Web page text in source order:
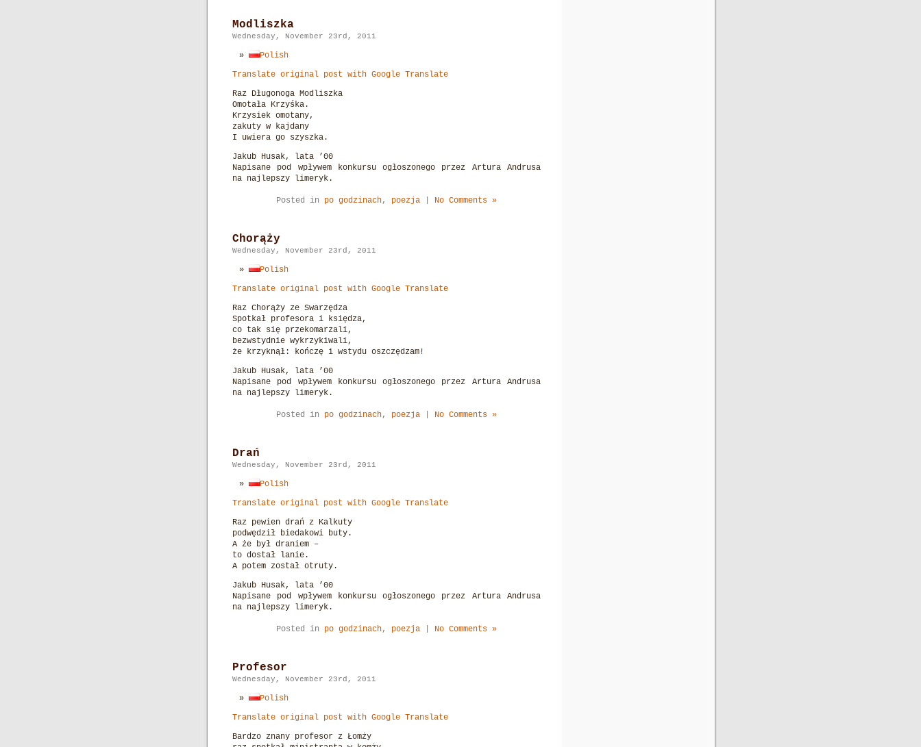
Modliszka
Wednesday, November 23rd, 2011
Polish
Translate original post with Google Translate
Raz Długonoga Modliszka
Omotała Krzyśka.
Krzysiek omotany,
zakuty w kajdany
I uwiera go szyszka.
Jakub Husak, lata ’00
Napisane pod wpływem konkursu ogłoszonego przez Artura Andrusa
na najlepszy limeryk.
Posted in po godzinach, poezja No Comments »
Chorąży
Wednesday, November 23rd, 2011
Polish
Translate original post with Google Translate
Raz Chorąży ze Swarzędza
Spotkał profesora i księdza,
co tak się przekomarzali,
bezwstydnie wykrzykiwali,
że krzyknął: kończę i wstydu oszczędzam!
Jakub Husak, lata ’00
Napisane pod wpływem konkursu ogłoszonego przez Artura Andrusa
na najlepszy limeryk.
Posted in po godzinach, poezja No Comments »
Drań
Wednesday, November 23rd, 2011
Polish
Translate original post with Google Translate
Raz pewien drań z Kalkuty
podwędził biedakowi buty.
A że był draniem –
to dostał lanie.
A potem został otruty.
Jakub Husak, lata ’00
Napisane pod wpływem konkursu ogłoszonego przez Artura Andrusa
na najlepszy limeryk.
Posted in po godzinach, poezja No Comments »
Profesor
Wednesday, November 23rd, 2011
Polish
Translate original post with Google Translate
Bardzo znany profesor z Łomży